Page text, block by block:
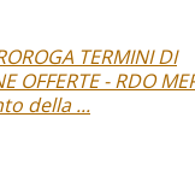
TERMINI DI
OFFERTE - RDO
della ...